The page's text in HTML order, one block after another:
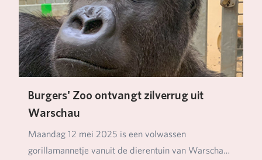
Burgers' Zoo ontvangt zilverrug uit
Warschau
Maandag 12 mei 2025 is een volwassen
gorillamannetje vanuit de dierentuin van Warschau